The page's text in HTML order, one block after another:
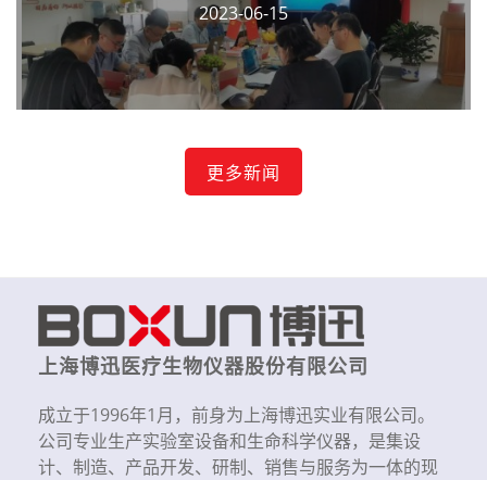
2023-06-15
更多新闻
上海博迅医疗生物仪器股份有限公司
成立于1996年1月，前身为上海博迅实业有限公司。
公司专业生产实验室设备和生命科学仪器，是集设
计、制造、产品开发、研制、销售与服务为一体的现